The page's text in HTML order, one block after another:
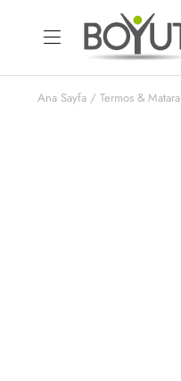
Ana Sayfa Termos & Matara